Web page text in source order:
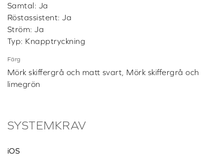
Samtal: Ja
Röstassistent: Ja
Ström: Ja
Typ: Knapptryckning
Färg
Mörk skiffergrå och matt svart, Mörk skiffergrå och
limegrön
SYSTEMKRAV
iOS